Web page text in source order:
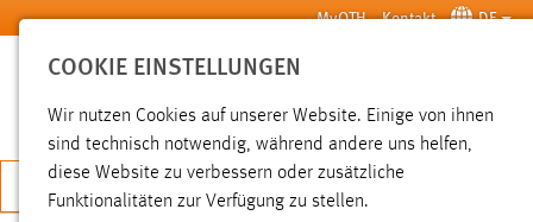
Zum Hauptinhalt springen MyOTH Kontakt DE
SUCHE
JETZT BEWERBEN
COOKIE EINSTELLUNGEN
Wir nutzen Cookies auf unserer Website. Einige von ihnen
sind technisch notwendig, während andere uns helfen,
diese Website zu verbessern oder zusätzliche
Funktionalitäten zur Verfügung zu stellen.